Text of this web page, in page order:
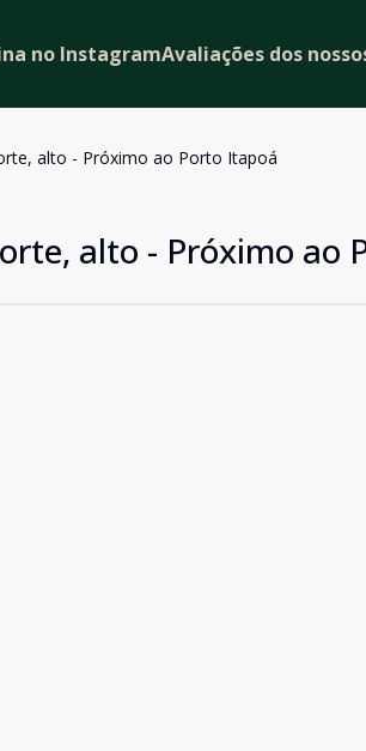
no InstagramAvaliações dos
alto - Próximo ao Porto Itapoá
alto - Próximo ao